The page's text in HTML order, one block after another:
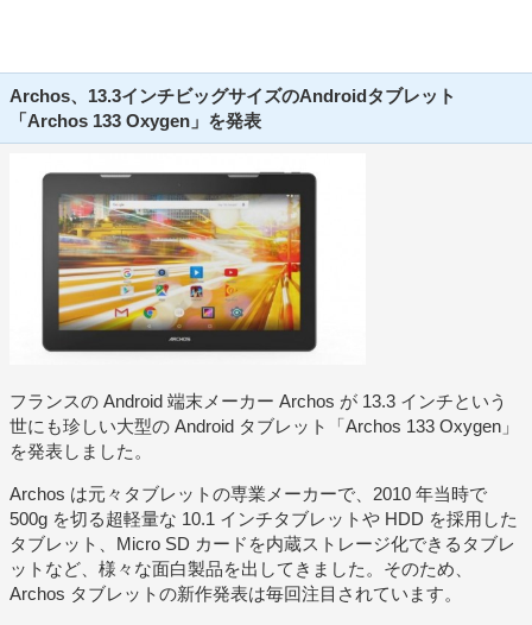
Archos、13.3インチビッグサイズのAndroidタブレット
「Archos 133 Oxygen」を発表
フランスの Android 端末メーカー Archos が 13.3 インチという
世にも珍しい大型の Android タブレット「Archos 133 Oxygen」
を発表しました。
Archos は元々タブレットの専業メーカーで、2010 年当時で
500g を切る超軽量な 10.1 インチタブレットや HDD を採用した
タブレット、Micro SD カードを内蔵ストレージ化できるタブレ
ットなど、様々な面白製品を出してきました。そのため、
Archos タブレットの新作発表は毎回注目されています。